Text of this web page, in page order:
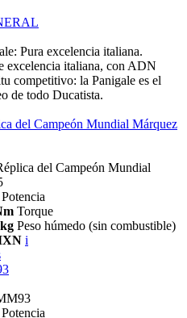
Pura excelencia italiana.
excelencia italiana, con ADN
competitivo: la Panigale es el
de todo Ducatista.
del Campeón Mundial Márquez
del Campeón Mundial
Potencia
Torque
Peso húmedo (sin combustible)
i
Potencia